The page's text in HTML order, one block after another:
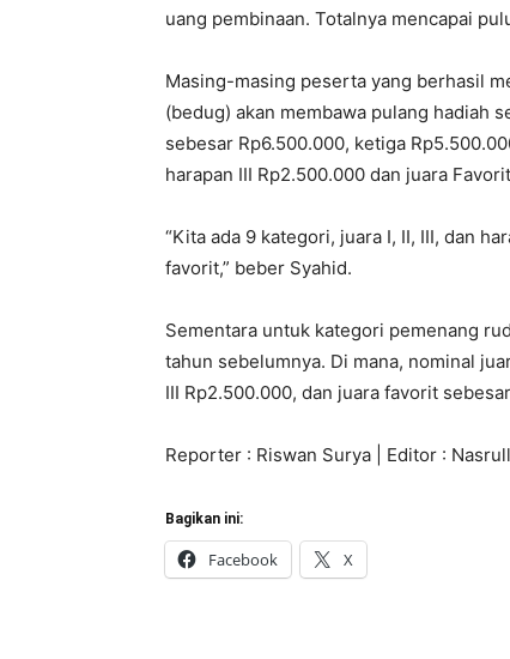
uang pembinaan. Totalnya mencapai
Masing-masing peserta yang berhasil
(bedug) akan membawa pulang hadiah
sebesar Rp6.500.000, ketiga
harapan III Rp2.500.000 dan juara
“Kita ada 9 kategori, juara I, II, III, dan
favorit,” beber Syahid.
Sementara untuk kategori pemenang
tahun sebelumnya. Di mana, nominal
III Rp2.500.000, dan juara favorit
Reporter : Riswan Surya | Editor :
Bagikan ini:
Facebook X